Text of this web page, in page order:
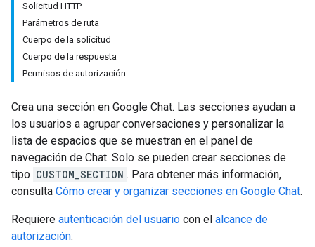
Solicitud HTTP
Parámetros de ruta
Cuerpo de la solicitud
Cuerpo de la respuesta
Permisos de autorización
Crea una sección en Google Chat. Las secciones ayudan a
los usuarios a agrupar conversaciones y personalizar la
lista de espacios que se muestran en el panel de
navegación de Chat. Solo se pueden crear secciones de
tipo CUSTOM_SECTION . Para obtener más información,
consulta Cómo crear y organizar secciones en Google Chat.
Requiere autenticación del usuario con el alcance de
autorización: